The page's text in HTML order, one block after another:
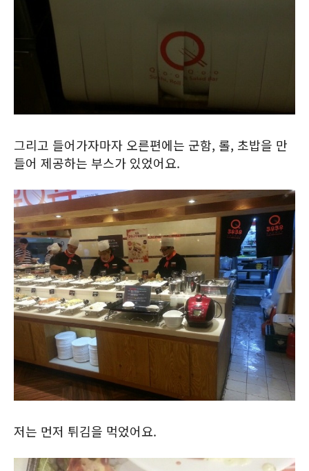
그리고 들어가자마자 오른편에는 군함, 롤, 초밥을 만
들어 제공하는 부스가 있었어요.
저는 먼저 튀김을 먹었어요.